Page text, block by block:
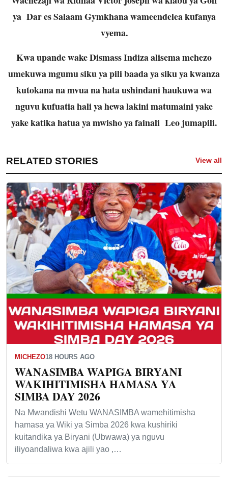
ya Dar es Salaam Gymkhana wameendelea kufanya
vyema.
Kwa upande wake Dismass Indiza alisema mchezo
umekuwa mgumu siku ya pili baada ya siku ya kwanza
kutokana na mvua na hata ushindani haukuwa wa
nguvu kufuatia hali ya hewa lakini matumaini yake
yake katika hatua ya mwisho ya fainali Leo jumapili.
RELATED STORIES View all
MICHEZO18 HOURS AGO
WANASIMBA WAPIGA BIRYANI
WAKIHITIMISHA HAMASA YA
SIMBA DAY 2026
Na Mwandishi Wetu WANASIMBA wamehitimisha
hamasa ya Wiki ya Simba 2026 kwa kushiriki
kuitandika ya Biryani (Ubwawa) ya nguvu
iliyoandaliwa kwa ajili yao ,…